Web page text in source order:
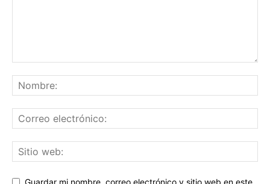
Guardar mi nombre, correo electrónico y sitio web en este